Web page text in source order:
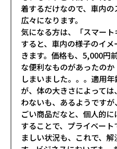
着するだけなので、車内
広々になります。
気になる方は、「スマー
すると、車内の様子のイ
きます。価格も、5,000円
な便利なものがあったの
しまいました。。。適用
が、体の大きさによって
わないも、あるようです
ごい商品だなと、個人的
することで、プライベー
ましい状況も、これで、